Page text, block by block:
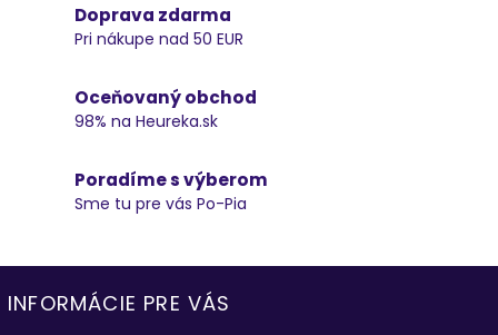
Doprava zdarma
Pri nákupe nad 50 EUR
Oceňovaný obchod
98% na Heureka.sk
Poradíme s výberom
Sme tu pre vás Po-Pia
INFORMÁCIE PRE VÁS